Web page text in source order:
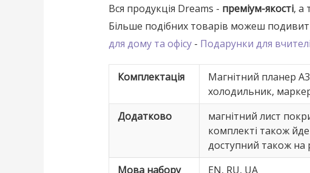
Вся продукція Dreams - преміум-якості, а
Більше подібних товарів можеш
для дому та офісу- Подарунки для
Комплектація
Магнітний планер
холодильник,
Додатково
магнітний лист
комплекті також йде
доступний також на
Мова набору
EN, RU, UA